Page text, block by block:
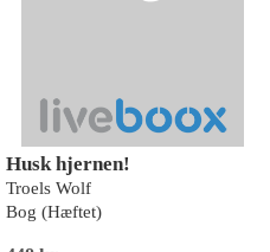
Husk hjernen!
Troels Wolf
Bog (Hæftet)